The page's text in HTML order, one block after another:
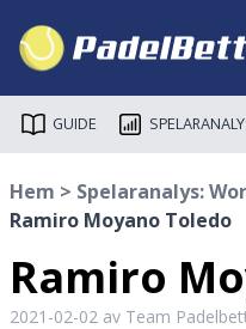
GUIDE
Hem > Spelaranalys:
Ramiro Moyano Toledo
Ramiro
2021-02-02 av Team